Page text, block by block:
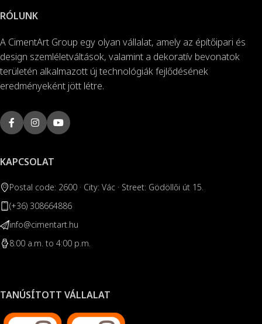
RÓLUNK
A CimentArt Group egy olyan vállalat, amely az építőipari és
design szemléletváltások, valamint a dekoratív bevonatok
területén alkalmazott új technológiák fejlődésének
eredményeként jött létre.
KAPCSOLAT
Postal code: 2600 · City: Vác · Street: Gödöllői út 15.
(+36) 308664886
info@cimentart.hu
8:00 a.m. to 4:00 p.m.
TANÚSÍTOTT VÁLLALAT